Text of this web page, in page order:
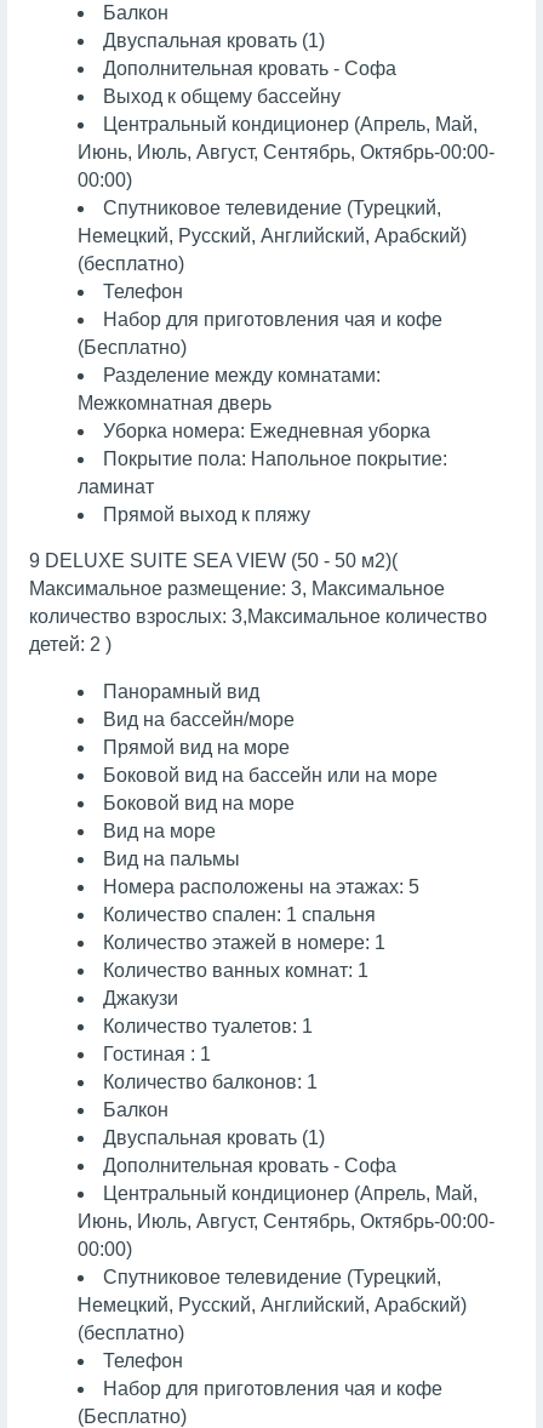
Балкон
Двуспальная кровать (1)
Дополнительная кровать - Софа
Выход к общему бассейну
Центральный кондиционер (Апрель, Май,
Июнь, Июль, Август, Сентябрь, Октябрь-00:00-
00:00)
Спутниковое телевидение (Турецкий,
Немецкий, Русский, Английский, Арабский)
(бесплатно)
Телефон
Набор для приготовления чая и кофе
(Бесплатно)
Разделение между комнатами:
Межкомнатная дверь
Уборка номера: Ежедневная уборка
Покрытие пола: Напольное покрытие:
ламинат
Прямой выход к пляжу
9 DELUXE SUITE SEA VIEW (50 - 50 м2)(
Максимальное размещение: 3, Максимальное
количество взрослых: 3,Максимальное количество
детей: 2 )
Панорамный вид
Вид на бассейн/море
Прямой вид на море
Боковой вид на бассейн или на море
Боковой вид на море
Вид на море
Вид на пальмы
Номера расположены на этажах: 5
Количество спален: 1 спальня
Количество этажей в номере: 1
Количество ванных комнат: 1
Джакузи
Количество туалетов: 1
Гостиная : 1
Количество балконов: 1
Балкон
Двуспальная кровать (1)
Дополнительная кровать - Софа
Центральный кондиционер (Апрель, Май,
Июнь, Июль, Август, Сентябрь, Октябрь-00:00-
00:00)
Спутниковое телевидение (Турецкий,
Немецкий, Русский, Английский, Арабский)
(бесплатно)
Телефон
Набор для приготовления чая и кофе
(Бесплатно)